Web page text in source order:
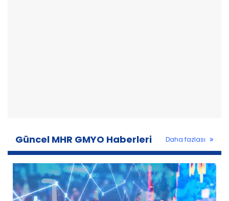
Güncel MHR GMYO Haberleri Daha fazlası